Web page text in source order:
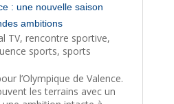
: une nouvelle saison
ambitions
TV, rencontre sportive,
sports, sports
l’Olympique de Valence.
les terrains avec un